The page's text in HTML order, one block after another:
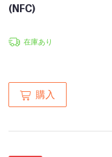
(NFC)
在庫あり
購入